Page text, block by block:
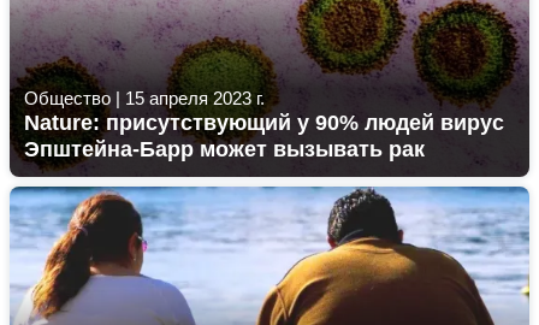
Общество | 15 апреля 2023 г.
Nature: присутствующий у 90% людей вирус
Эпштейна-Барр может вызывать рак